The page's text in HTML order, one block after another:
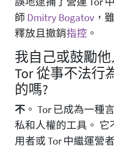
師 Dmitry Bogatov ，
釋放且撤銷指控 。
我自己或鼓勵
Tor 從事不法行
的嗎?
不 。 Tor 已成為一種
私和人權的工具。 它
用者或 Tor 中繼運營